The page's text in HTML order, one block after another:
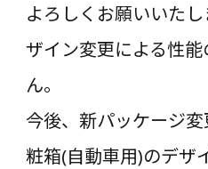
よろしくお願いいた
ザイン変更による性
ん。
今後、新パッケージ
粧箱(自動車用)のデザ